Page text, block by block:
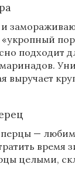
подходит
выручает
—
время
целыми,